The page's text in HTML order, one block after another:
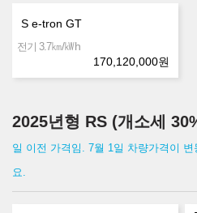
S e-tron GT
전기 3.7㎞/㎾h
170,120,000원
2025년형 RS (개소세
일 이전 가격임. 7월 1일 차량가격이
요.